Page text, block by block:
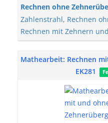
Rechnen ohne
Zahlenstrahl, Rechnen
Rechnen mit Zehnern
Mathearbeit: Rechnen
EK281